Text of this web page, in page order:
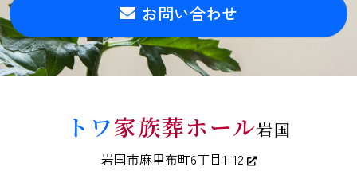
お問い合わせ
トワ家族葬ホール岩国
岩国市麻里布町6丁目1-12